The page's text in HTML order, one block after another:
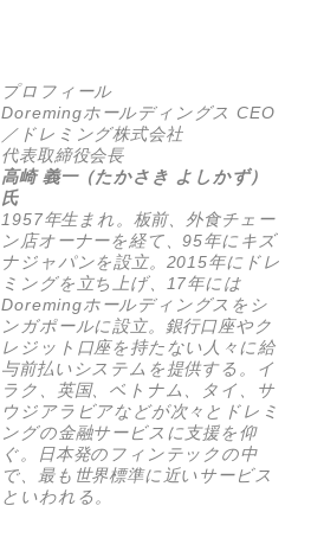
プロフィール
Doremingホールディングス CEO
／ドレミング株式会社
代表取締役会長
高崎 義一（たかさき よしかず）
氏
1957年生まれ。板前、外食チェー
ン店オーナーを経て、95年にキズ
ナジャパンを設立。2015年にドレ
ミングを立ち上げ、17年には
Doremingホールディングスをシ
ンガポールに設立。銀行口座やク
レジット口座を持たない人々に給
与前払いシステムを提供する。イ
ラク、英国、ベトナム、タイ、サ
ウジアラビアなどが次々とドレミ
ングの金融サービスに支援を仰
ぐ。日本発のフィンテックの中
で、最も世界標準に近いサービス
といわれる。